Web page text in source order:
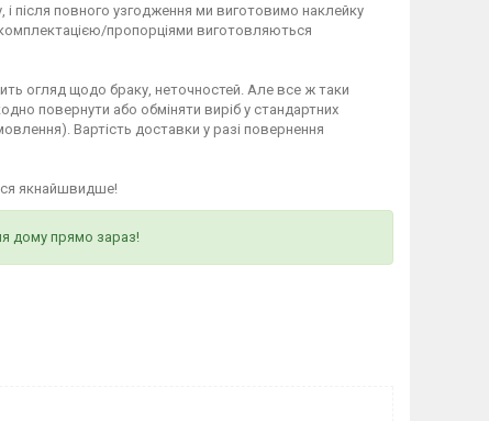
і після повного узгодження ми виготовимо наклейку
пропорціями виготовляються
огляд щодо браку, неточностей. Але все ж таки
повернути або обміняти виріб у стандартних
Вартість доставки у разі повернення
якнайшвидше!
дому прямо зараз!